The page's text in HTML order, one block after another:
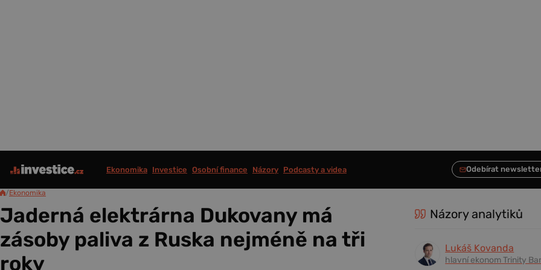
Ekonomika Investice Osobní finance Názory Podcasty a videa
/Ekonomika
Jaderná elektrárna Dukovany má
zásoby paliva z Ruska nejméně na tři
roky
Názory analytiků
Lukáš Kovanda
hlavní ekonom Trinity